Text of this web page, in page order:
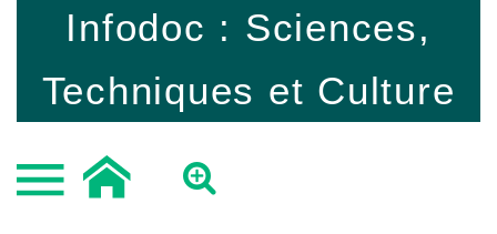
Infodoc : Sciences,
Techniques et Culture